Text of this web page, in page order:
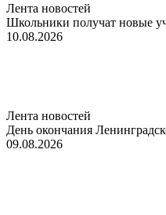
Лента новостей
Школьники получат новые
10.08.2026
Лента новостей
День окончания
09.08.2026